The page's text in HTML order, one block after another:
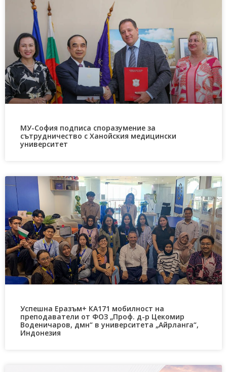
МУ-София подписа споразумение за
сътрудничество с Ханойския медицински
университет
Успешна Еразъм+ КА171 мобилност на
преподаватели от ФОЗ „Проф. д-р Цекомир
Воденичаров, дмн“ в университета „Айрланга“,
Индонезия